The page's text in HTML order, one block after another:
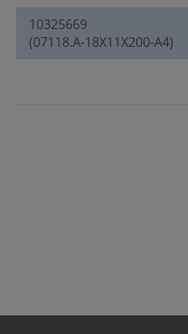
10325669
(07118.A-18X11X200-A4)